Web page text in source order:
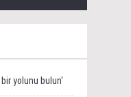
bir yolunu bulun'